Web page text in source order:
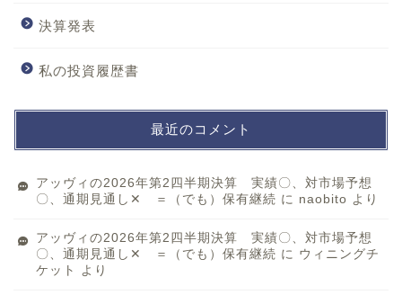
決算発表
私の投資履歴書
最近のコメント
アッヴィの2026年第2四半期決算 実績〇、対市場予想
〇、通期見通し✕ ＝（でも）保有継続 に naobito より
アッヴィの2026年第2四半期決算 実績〇、対市場予想
〇、通期見通し✕ ＝（でも）保有継続 に ウィニングチ
ケット
より